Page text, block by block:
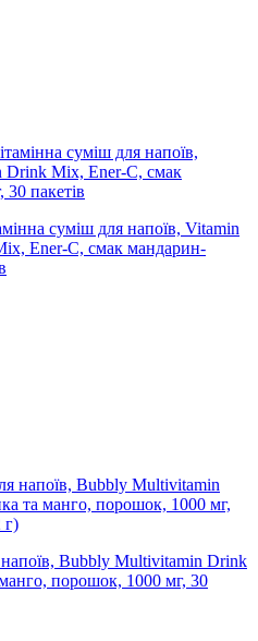
суміш для напоїв, Vitamin
Ener-C, смак мандарин-
Bubbly Multivitamin Drink
порошок, 1000 мг, 30